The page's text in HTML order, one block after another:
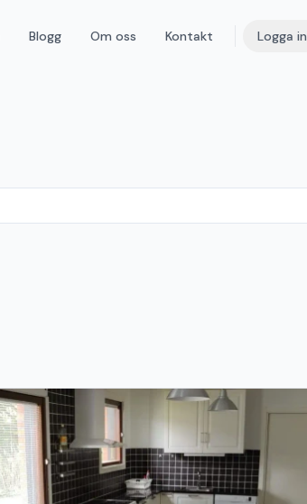
Blogg Om oss Kontakt Logga in